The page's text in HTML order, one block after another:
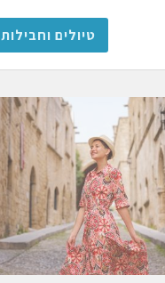
טיולים וחבילות